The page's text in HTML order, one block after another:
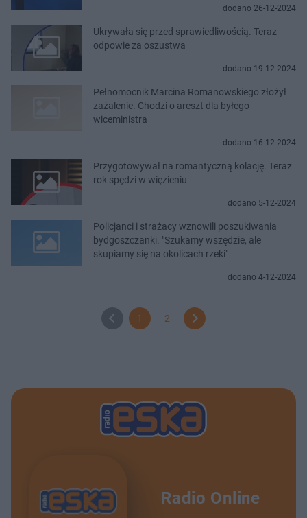
dodano 26-12-2024
Ukrywała się przed sprawiedliwością. Teraz
odpowie za oszustwa
dodano 19-12-2024
Pełnomocnik Marcina Romanowskiego złożył
zażalenie. Chodzi o areszt dla byłego
wiceministra
dodano 16-12-2024
Przygotowywał na romantyczną kolację. Teraz
rok spędzi w więzieniu
dodano 5-12-2024
Policjanci i strażacy wznowili poszukiwania
bydgoszczanki. "Szukamy wszędzie, ale
skupiamy się na okolicach rzeki"
dodano 4-12-2024
1 2
Radio Online